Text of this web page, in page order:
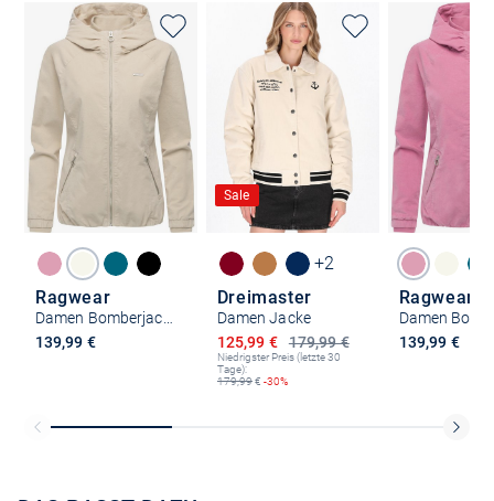
Ragwear
139,99 €
Sale
+2
Dreimaster
Damen Jacke
179,99 €
Ermäßigter Preis
125,99 €
Niedrigster Preis (letzte 30
Tage):
179,99€ -30%
Ragwear
139,99 €